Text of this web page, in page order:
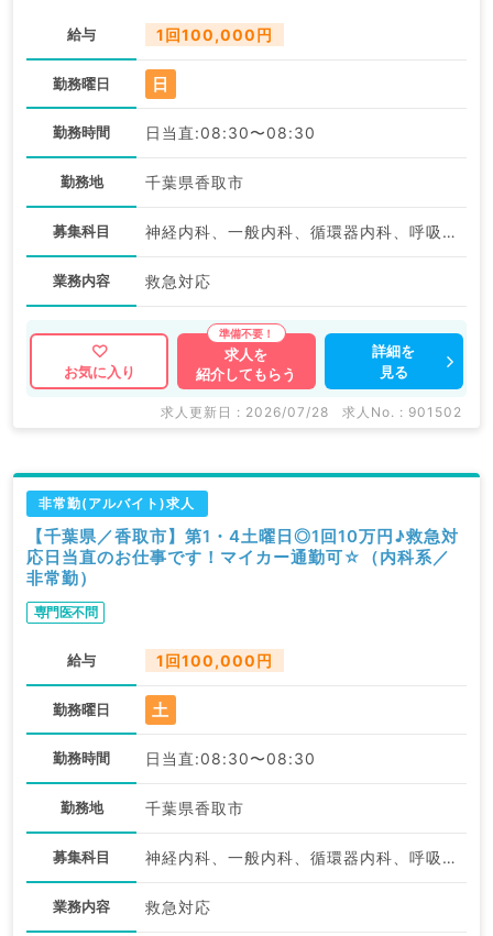
給与 1回100,000円
勤務曜日 日
勤務時間 日当直:08:30〜08:30
勤務地 千葉県香取市
募集科目 神経内科、一般内科、循環器内科、呼吸器内科、消化器内科、内分泌・代謝内科、腎臓内科、老年内科、血液内科
業務内容 救急対応
お気に入り
求人を
紹介してもらう
詳細を
見る
求人更新日 : 2026/07/28 求人No. : 901502
非常勤(アルバイト)求人
【千葉県／香取市】第1・4土曜日◎1回10万円♪救急対
応日当直のお仕事です！マイカー通勤可☆（内科系／
非常勤）
専門医不問
給与 1回100,000円
勤務曜日 土
勤務時間 日当直:08:30〜08:30
勤務地 千葉県香取市
募集科目 神経内科、一般内科、循環器内科、呼吸器内科、消化器内科、内分泌・代謝内科、腎臓内科、老年内科、血液内科
業務内容 救急対応